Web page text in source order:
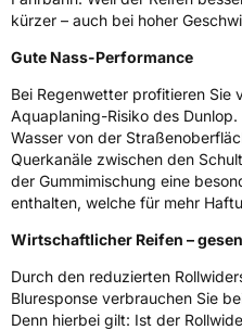
EPREL ID609957
Allgemeine
HerstellerkontaktGoodyear
Gordon
kürzer – auch bei hoher
Gute Nass-Performance
Bei Regenwetter profitieren Sie
Aquaplaning-Risiko des
Wasser von der
Querkanäle zwischen den
der Gummimischung eine
enthalten, welche für mehr
Wirtschaftlicher Reifen –
Durch den reduzierten
Bluresponse verbrauchen Sie
Denn hierbei gilt: Ist der